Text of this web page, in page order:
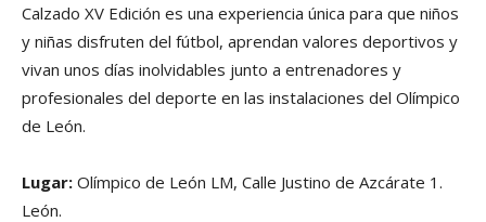
Calzado XV Edición es una experiencia única para que niños
y niñas disfruten del fútbol, aprendan valores deportivos y
vivan unos días inolvidables junto a entrenadores y
profesionales del deporte en las instalaciones del Olímpico
de León.
Lugar: Olímpico de León LM, Calle Justino de Azcárate 1.
León.